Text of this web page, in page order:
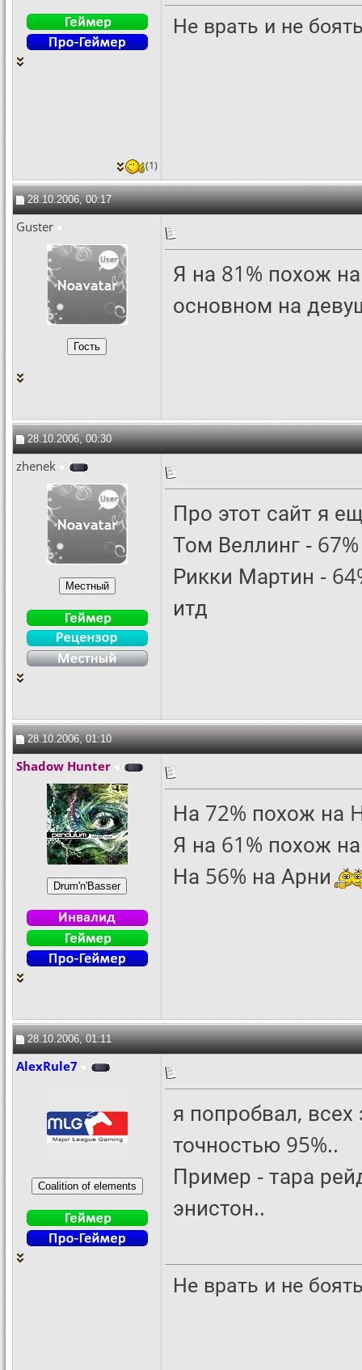
Не врать и не
(1)
28.10.2006, 00:17
Guster
Я на 81% похож
основном на
28.10.2006, 00:30
zhenek
Про этот сайт я
Том Веллинг - 67%
Рикки Мартин -
итд
28.10.2006, 01:10
Shadow Hunter
На 72% похож на
Я на 61% похож
На 56% на Арни
28.10.2006, 01:11
AlexRule7
я попробвал, всех
точностью 95%..
Пример - тара
энистон..
Не врать и не